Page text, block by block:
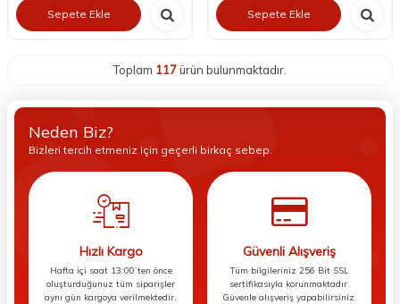
Sepete Ekle Sepete Ekle
Toplam 117ürün bulunmaktadır.
Neden Biz?
Bizleri tercih etmeniz için geçerli birkaç sebep.
Hızlı Kargo
Hafta içi saat 13:00’ten önce
oluşturduğunuz tüm siparişler
aynı gün kargoya verilmektedir.
Güvenli Alışveriş
Tüm bilgileriniz 256 Bit SSL
sertifikasıyla korunmaktadır.
Güvenle alışveriş yapabilirsiniz.